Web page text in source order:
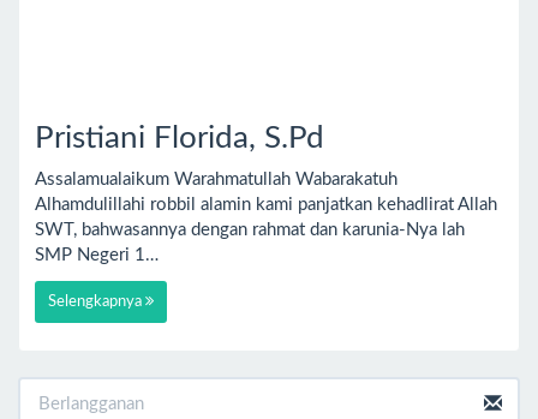
Pristiani Florida, S.Pd
Assalamualaikum Warahmatullah Wabarakatuh
Alhamdulillahi robbil alamin kami panjatkan kehadlirat Allah
SWT, bahwasannya dengan rahmat dan karunia-Nya lah
SMP Negeri 1…
Selengkapnya